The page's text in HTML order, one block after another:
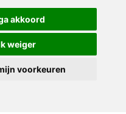
akkoord
weiger
voorkeuren
van het display,
met LogicalXL
graag verder.
video met uitleg